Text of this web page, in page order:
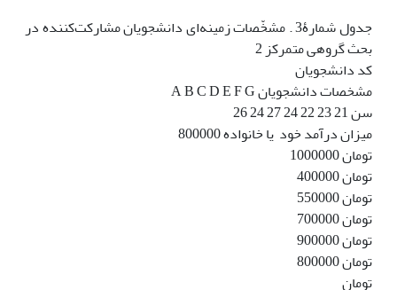
جدول شمارۀ3 . مشخّصات زمینه‌ای دانشجویان مشارکت‌کننده در
بحث گروهی متمرکز 2
کد دانشجویان
مشخصات دانشجویان A B C D E F G
سن 21 23 22 24 27 24 26
میزان درآمد خود یا خانواده 800000
تومان 1000000
تومان 400000
تومان 550000
تومان 700000
تومان 900000
تومان 800000
تومان